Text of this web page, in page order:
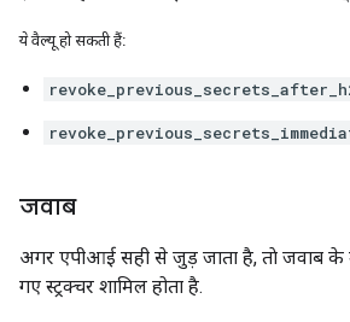
ये वैल्यू हो सकती हैं:
जवाब
अगर एपीआई सही से जुड़ जाता है, ताे जवाब के
गए स्ट्रक्चर शामिल होता है.